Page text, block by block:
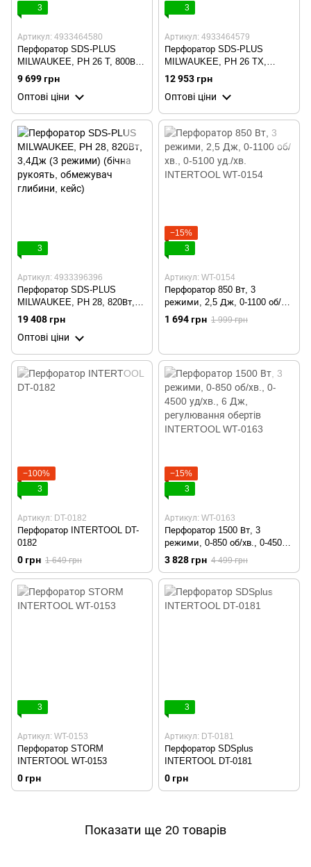
3
Артикул: 4933464580
Перфоратор SDS-PLUS
MILWAUKEE, PH 26 T, 800Вт,
2,4Дж (3 режими) (бічна
рукоять, обмежувач глибини,
кейс)
9 699 грн
Оптові ціни
3
Артикул: 4933464579
Перфоратор SDS-PLUS
MILWAUKEE, PH 26 TX,
800Вт, 2,4Дж (3 режими)
(бічна рукоять, обмежувач
глибини, кейс)
12 953 грн
Оптові ціни
3
Артикул: 4933396396
Перфоратор SDS-PLUS
MILWAUKEE, PH 28, 820Вт,
3,4Дж (3 режими) (бічна
рукоять, обмежувач глибини,
кейс)
19 408 грн
Оптові ціни
−15%
3
Артикул: WT-0154
Перфоратор 850 Вт, 3
режими, 2,5 Дж, 0-1100 об/
хв., 0-5100 уд./хв. INTERTOOL
WT-0154
1 694 грн 1 999 грн
−100%
3
Артикул: DT-0182
Перфоратор INTERTOOL DT-
0182
0 грн 1 649 грн
−15%
3
Артикул: WT-0163
Перфоратор 1500 Вт, 3
режими, 0-850 об/хв., 0-4500
уд/хв., 6 Дж, регулювання
обертів INTERTOOL WT-0163
3 828 грн 4 499 грн
3
Артикул: WT-0153
Перфоратор STORM
INTERTOOL WT-0153
0 грн
3
Артикул: DT-0181
Перфоратор SDSplus
INTERTOOL DT-0181
0 грн
Показати ще 20 товарів